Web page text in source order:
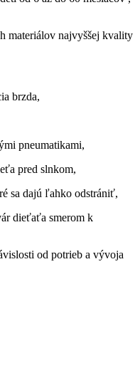
materiálov najvyššej kvality
brzda,
pneumatikami,
pred slnkom,
sa dajú ľahko odstrániť,
dieťaťa smerom k
od potrieb a vývoja